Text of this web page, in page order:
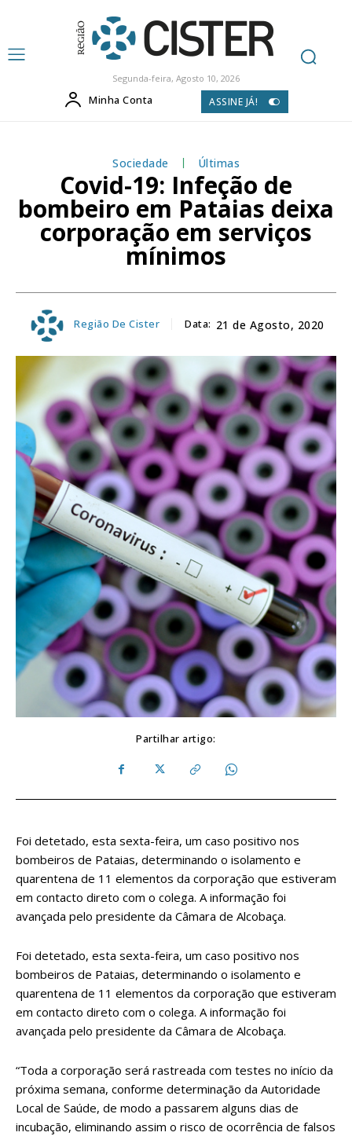
Segunda-feira, Agosto 10, 2026
Minha Conta ASSINE JÁ!
Sociedade Últimas
Covid-19: Infeção de
bombeiro em Pataias deixa
corporação em serviços
mínimos
Região De Cister Data: 21 de Agosto, 2020
Partilhar artigo:
Foi detetado, esta sexta-feira, um caso positivo nos
bombeiros de Pataias, determinando o isolamento e
quarentena de 11 elementos da corporação que estiveram
em contacto direto com o colega. A informação foi
avançada pelo presidente da Câmara de Alcobaça.
Foi detetado, esta sexta-feira, um caso positivo nos
bombeiros de Pataias, determinando o isolamento e
quarentena de 11 elementos da corporação que estiveram
em contacto direto com o colega. A informação foi
avançada pelo presidente da Câmara de Alcobaça.
“Toda a corporação será rastreada com testes no início da
próxima semana, conforme determinação da Autoridade
Local de Saúde, de modo a passarem alguns dias de
incubação, eliminando assim o risco de ocorrência de falsos